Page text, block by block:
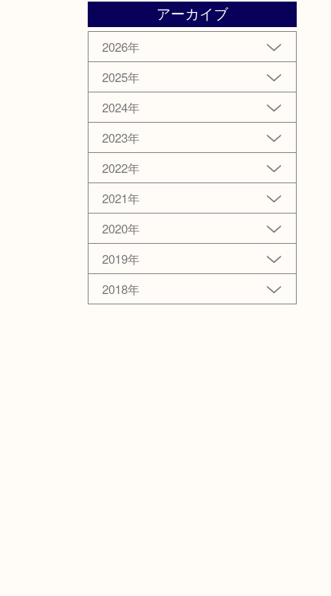
アーカイブ
2026年
2025年
2024年
2023年
2022年
2021年
2020年
2019年
2018年